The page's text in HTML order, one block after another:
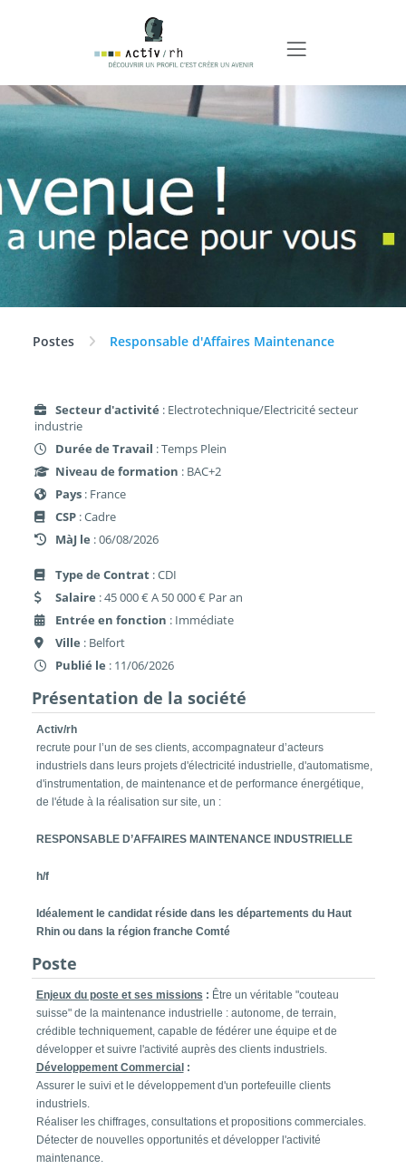
Postes Responsable d'Affaires Maintenance
Secteur d'activité : Electrotechnique/Electricité secteur
industrie
Durée de Travail : Temps Plein
Niveau de formation : BAC+2
Pays : France
CSP : Cadre
MàJ le : 06/08/2026
Type de Contrat : CDI
Salaire : 45 000 € A 50 000 € Par an
Entrée en fonction : Immédiate
Ville : Belfort
Publié le : 11/06/2026
Présentation de la société
Activ/rh
recrute pour l’un de ses clients, accompagnateur d’acteurs
industriels dans leurs projets d'électricité industrielle, d'automatisme,
d'instrumentation, de maintenance et de performance énergétique,
de l'étude à la réalisation sur site, un :
RESPONSABLE D’AFFAIRES MAINTENANCE INDUSTRIELLE
h/f
Idéalement le candidat réside dans les départements du Haut
Rhin ou dans la région franche Comté
Poste
Enjeux du poste et ses missions : Être un véritable "couteau
suisse" de la maintenance industrielle : autonome, de terrain,
crédible techniquement, capable de fédérer une équipe et de
développer et suivre l'activité auprès des clients industriels.
Développement Commercial :
Assurer le suivi et le développement d'un portefeuille clients
industriels.
Réaliser les chiffrages, consultations et propositions commerciales.
Détecter de nouvelles opportunités et développer l'activité
maintenance.